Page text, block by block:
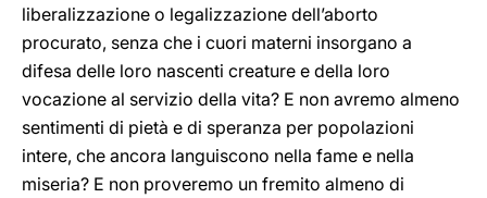
liberalizzazione o legalizzazione dell’aborto
procurato, senza che i cuori materni insorgano a
difesa delle loro nascenti creature e della loro
vocazione al servizio della vita? E non avremo almeno
sentimenti di pietà e di speranza per popolazioni
intere, che ancora languiscono nella fame e nella
miseria? E non proveremo un fremito almeno di